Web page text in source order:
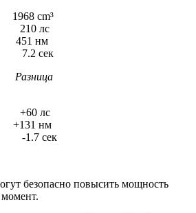
cm³
лс
451 нм
сек
лс
+131 нм
сек
безопасно повысить мощность